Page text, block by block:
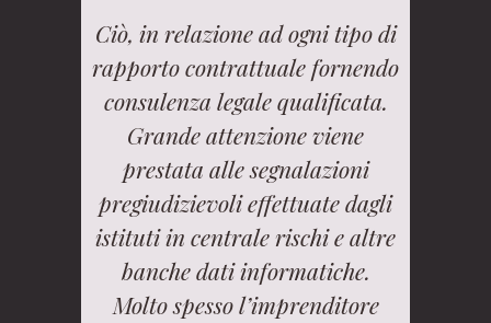
Ciò, in relazione ad ogni tipo di
rapporto contrattuale fornendo
consulenza legale qualificata.
Grande attenzione viene
prestata alle segnalazioni
pregiudizievoli effettuate dagli
istituti in centrale rischi e altre
banche dati informatiche.
Molto spesso l’imprenditore